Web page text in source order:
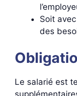
Soit
des
Le salarié est